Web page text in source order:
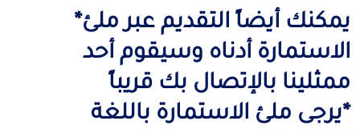
يمكنك أيضاً التقديم عبر ملئ*
الاستمارة أدناه وسيقوم أحد
ممثلينا بالإتصال بك قريباً
*يرجى ملئ الاستمارة باللغة